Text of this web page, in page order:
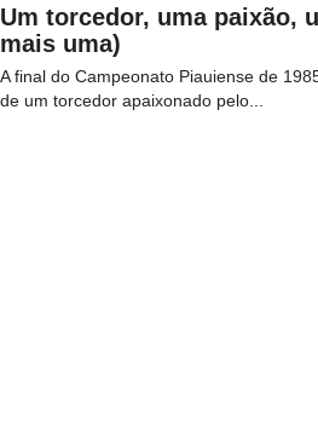
Um torcedor, uma paixão,
mais uma)
A final do Campeonato Piauiense de
de um torcedor apaixonado pelo...